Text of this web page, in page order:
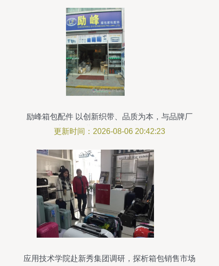
励峰箱包配件 以创新织带、品质为本，与品牌厂
家“联姻”共促箱包配件升级发展
更新时间：2026-08-06 20:42:23
应用技术学院赴新秀集团调研，探析箱包销售市场